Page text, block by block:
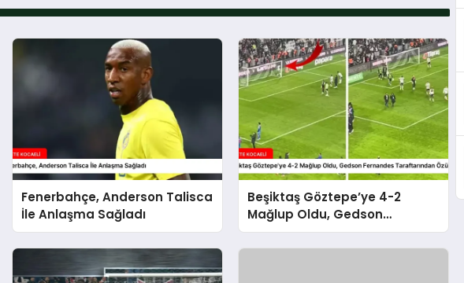
Fenerbahçe, Anderson Talisca
İle Anlaşma Sağladı
Beşiktaş Göztepe’ye 4-2
Mağlup Oldu, Gedson
Fernandes Taraftarından
Özür Diledi